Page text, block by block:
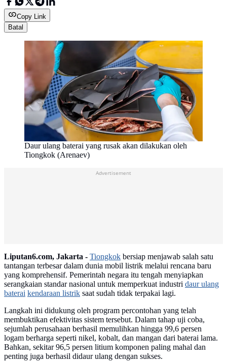
Copy Link
Batal
Daur ulang baterai yang rusak akan dilakukan oleh
Tiongkok (Arenaev)
Advertisement
Liputan6.com, Jakarta - Tiongkok bersiap menjawab salah satu
tantangan terbesar dalam dunia mobil listrik melalui rencana baru
yang komprehensif. Pemerintah negara itu tengah menyiapkan
serangkaian standar nasional untuk memperkuat industri daur ulang
baterai kendaraan listrik saat sudah tidak terpakai lagi.
Langkah ini didukung oleh program percontohan yang telah
membuktikan efektivitas sistem tersebut. Dalam tahap uji coba,
sejumlah perusahaan berhasil memulihkan hingga 99,6 persen
logam berharga seperti nikel, kobalt, dan mangan dari baterai lama.
Bahkan, sekitar 96,5 persen litium komponen paling mahal dan
penting juga berhasil didaur ulang dengan sukses.